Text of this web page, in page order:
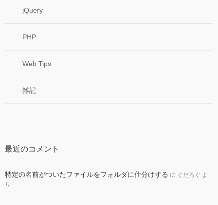
jQuery
PHP
Web Tips
雑記
最近のコメント
特定の名前がついたファイルをフォルダに仕分けする に ぐだろぐ よ
り